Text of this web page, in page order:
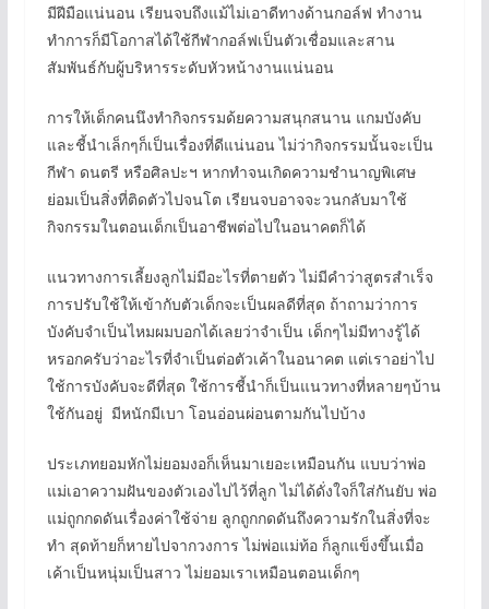
มีฝีมือแน่นอน เรียนจบถึงแม้ไม่เอาดีทางด้านกอล์ฟ ทำงาน
ทำการก็มีโอกาสได้ใช้กีฬากอล์ฟเป็นตัวเชื่อมและสาน
สัมพันธ์กับผู้บริหารระดับหัวหน้างานแน่นอน
การให้เด็กคนนึงทำกิจกรรมด้ยความสนุกสนาน แกมบังคับ
และชี้นำเล็กๆก็เป็นเรื่องที่ดีแน่นอน ไม่ว่ากิจกรรมนั้นจะเป็น
กีฬา ดนตรี หรือศิลปะฯ หากทำจนเกิดความชำนาญพิเศษ
ย่อมเป็นสิ่งที่ติดตัวไปจนโต เรียนจบอาจจะวนกลับมาใช้
กิจกรรมในตอนเด็กเป็นอาชีพต่อไปในอนาคตก็ได้
แนวทางการเลี้ยงลูกไม่มีอะไรที่ตายตัว ไม่มีคำว่าสูตรสำเร็จ
การปรับใช้ให้เข้ากับตัวเด็กจะเป็นผลดีที่สุด ถ้าถามว่าการ
บังคับจำเป็นไหมผมบอกได้เลยว่าจำเป็น เด็กๆไม่มีทางรู้ได้
หรอกครับว่าอะไรที่จำเป็นต่อตัวเค้าในอนาคต แต่เราอย่าไป
ใช้การบังคับจะดีที่สุด ใช้การชี้นำก็เป็นแนวทางที่หลายๆบ้าน
ใช้กันอยู่ มีหนักมีเบา โอนอ่อนผ่อนตามกันไปบ้าง
ประเภทยอมหักไม่ยอมงอก็เห็นมาเยอะเหมือนกัน แบบว่าพ่อ
แม่เอาความฝันของตัวเองไปไว้ที่ลูก ไม่ได้ดั่งใจก็ใส่กันยับ พ่อ
แม่ถูกกดดันเรื่องค่าใช้จ่าย ลูกถูกกดดันถึงความรักในสิ่งที่จะ
ทำ สุดท้ายก็หายไปจากวงการ ไม่พ่อแม่ท้อ ก็ลูกแข็งขึ้นเมื่อ
เค้าเป็นหนุ่มเป็นสาว ไม่ยอมเราเหมือนตอนเด็กๆ